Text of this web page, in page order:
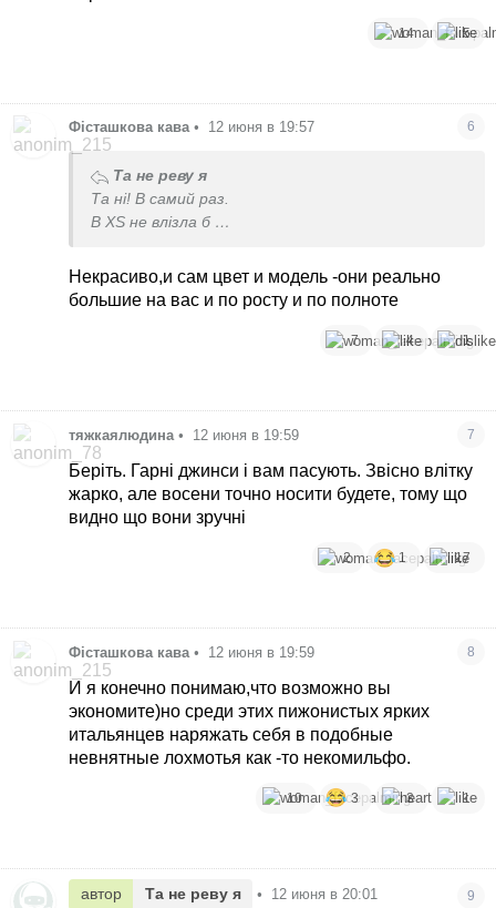
14 5
Фісташкова кава • 12 июня в 19:57 6
Та не реву я
Та ні! В самий раз.
В ХS не влізла б
Скіні не ношу
Некрасиво,и сам цвет и модель -они реально
большие на вас и по росту и по полноте
7 4 1
тяжкаялюдина • 12 июня в 19:59 7
Беріть. Гарні джинси і вам пасують. Звісно влітку
жарко, але восени точно носити будете, тому що
видно що вони зручні
2 1 17
Фісташкова кава • 12 июня в 19:59 8
И я конечно понимаю,что возможно вы
экономите)но среди этих пижонистых ярких
итальянцев наряжать себя в подобные
невнятные лохмотья как -то некомильфо.
10 3 3 1
автор Та не реву я • 12 июня в 20:01 9